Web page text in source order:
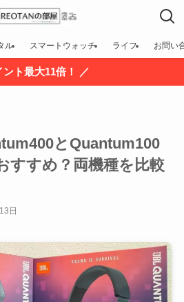
ル スマートウォッチ ライフ お問い
ント最大11倍！ ／
とQuantum100
すすめ？両機種を比較
日